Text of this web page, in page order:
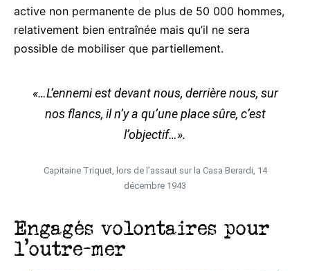
active non permanente de plus de 50 000 hommes,
relativement bien entraînée mais qu’il ne sera
possible de mobiliser que partiellement.
«…L’ennemi est devant nous, derrière nous, sur
nos flancs, il n’y a qu’une place sûre, c’est
l’objectif…».
Capitaine Triquet, lors de l’assaut sur la Casa Berardi, 14
décembre 1943
Engagés volontaires pour
l’outre-mer